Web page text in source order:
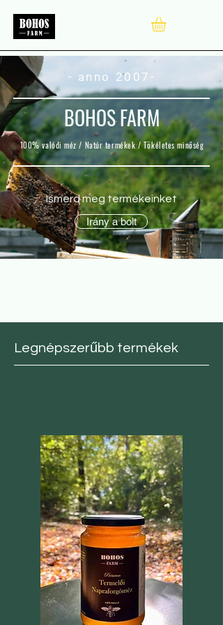
- anno 2007-
BOHOS FARM
100% valódi méz / Natúr termékek / Tökéletes minőség
Ismerd meg termékeinket
Irány a bolt
Legnépszerűbb termékek